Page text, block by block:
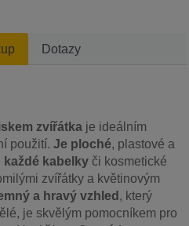
Dotazy
zvířátka je ideálním
použití. Je ploché, plastové a
každé kabelky či kosmetické
zvířátky a květinovým
a hravý vzhled , který
je skvělým pomocníkem pro